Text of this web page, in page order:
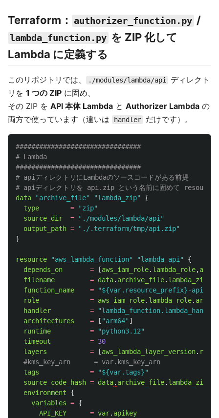
Terraform： authorizer_function.py /
lambda_function.py を ZIP 化して
Lambda に定義する
このリポジトリでは、 ./modules/lambda/api
ディレクト
リを 1 つの ZIP に固め、
その ZIP を API 本体 Lambda と Authorizer Lambda の
両方で使っています（違いは
handler だけです）。
################################
# Lambda
################################
# apiディレクトリにLambdaのソースコードがある前提
# apiディレクトリを api.zip という名前に固めて
data
"archive_file" "lambda_zip"
{
type
=
"zip"
source_dir
=
"./modules/lambda/api"
output_path =
"./.terraform/tmp/api.zip"
}
resource "aws_lambda_function" "lambda_api"
{
depends_on
= [aws_iam_role. lambda_role,
filename
= data. archive_file. lambda_zip
function_name
=
"${var.resource_prefix}-api-
role
= aws_iam_role. lambda_role. arn
handler
=
architectures
= [ "arm64" ]
runtime
=
"python3.12"
timeout
= 30
layers
= [aws_lambda_layer_version.
#kms_key_arn      = var.kms_key_arn
tags
=
"${var.tags}"
source_code_hash = data. archive_file. lambda_zip
environment
{
variables = {
API_KEY
= var. apikey